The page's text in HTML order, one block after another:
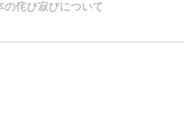
の侘び寂びについて